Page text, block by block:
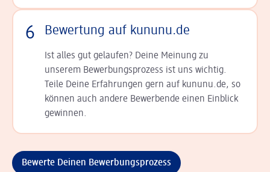
6 Bewertung auf kununu.de
Ist alles gut gelaufen? Deine Meinung zu
unserem Bewerbungsprozess ist uns wichtig.
Teile Deine Erfahrungen gern auf kununu.de, so
können auch andere Bewerbende einen Einblick
gewinnen.
Bewerte Deinen Bewerbungsprozess